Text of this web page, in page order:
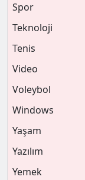
Spor
Teknoloji
Tenis
Video
Voleybol
Windows
Yaşam
Yazılım
Yemek